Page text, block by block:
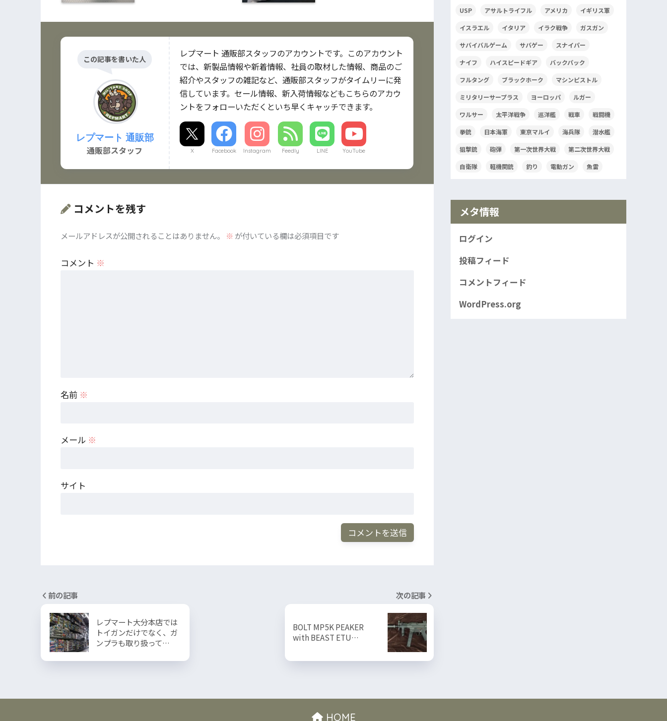
この記事を書いた人
レプマート 通販部
通販部スタッフ
レプマート 通販部スタッフのアカウントです。このアカウント
では、新製品情報や新着情報、社員の取材した情報、商品のご
紹介やスタッフの雑記など、通販部スタッフがタイムリーに発
信しています。セール情報、新入荷情報などもこちらのアカウ
ントをフォローいただくといち早くキャッチできます。
X Facebook Instagram Feedly LINE YouTube
コメントを残す
メールアドレスが公開されることはありません。 ※ が付いている欄は必須項目です
コメント ※
名前 ※
メール ※
サイト
前の記事
レプマート大分本店では
トイガンだけでなく、ガ
ンプラも取り扱って…
次の記事
BOLT MP5K PEAKER
with BEAST ETU…
USP アサルトライフル アメリカ イギリス軍
イスラエル イタリア イラク戦争 ガスガン
サバイバルゲーム サバゲー スナイパー
ナイフ ハイスピードギア バックパック
フルタング ブラックホーク マシンピストル
ミリタリーサープラス ヨーロッパ ルガー
ワルサー 太平洋戦争 巡洋艦 戦車 戦闘機
拳銃 日本海軍 東京マルイ 海兵隊 潜水艦
狙撃銃 砲弾 第一次世界大戦 第二次世界大戦
自衛隊 軽機関銃 釣り 電動ガン 魚雷
メタ情報
ログイン
投稿フィード
コメントフィード
WordPress.org
HOME